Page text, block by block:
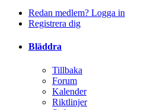
Redan medlem? Logga in
Registrera dig
Bläddra
Tillbaka
Forum
Kalender
Riktlinjer